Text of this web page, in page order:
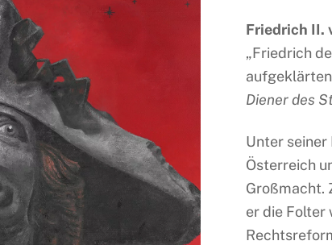
Friedrich II.
„Friedrich
Diener des
Unter
Österreich
Großmacht.
er die Folter